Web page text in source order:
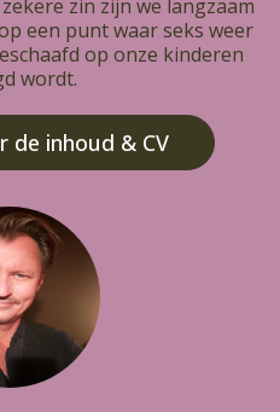
zin zijn we langzaam
een punt waar seks weer
op onze kinderen
wordt.
de inhoud & CV